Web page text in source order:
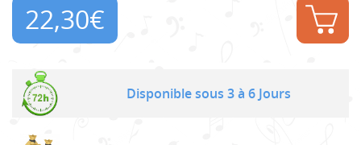
22,30€
Disponible sous 3 à 6 Jours